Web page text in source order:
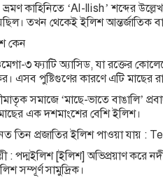
কাহিনিতে ‘Al-Ilish’ শব্দের
তখন থেকেই ইলিশ আন্তর্জাতিক
কেন
৩ ফ্যাটি অ্যাসিড, যা রক্তের
এসব পুষ্টিগুণের কারণে এটি মাছের
সমাজে ‘মাছে-ভাতে বাঙালি’
এক দশমাংশের বেশি ইলিশ।
তিন প্রজাতির ইলিশ পাওয়া
: পদ্মইলিশ [ইলিশ] অভিপ্রয়াণ করে
সম্পূর্ণ সামুদ্রিক।